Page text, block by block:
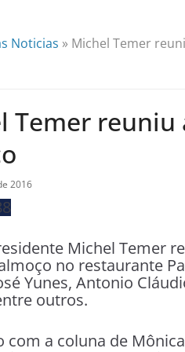
Noticias » Michel Temer
Temer reuniu
2016
Michel Temer
no restaurante
Yunes, Antonio
outros.
com a coluna de